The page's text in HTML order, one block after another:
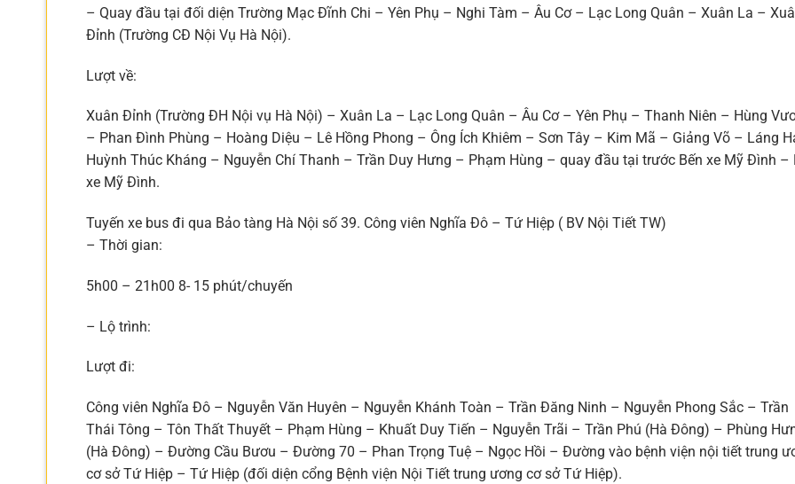
– Quay đầu tại đối diện Trường Mạc Đĩnh Chi – Yên Phụ – Nghi Tàm – Âu Cơ – Lạc Long Quân – Xuân La –
Đỉnh (Trường CĐ Nội Vụ Hà Nội).
Lượt về:
Xuân Đỉnh (Trường ĐH Nội vụ Hà Nội) – Xuân La – Lạc Long Quân – Âu Cơ – Yên Phụ – Thanh Niên – Hùng
– Phan Đình Phùng – Hoàng Diệu – Lê Hồng Phong – Ông Ích Khiêm – Sơn Tây – Kim Mã – Giảng Võ – Láng
Huỳnh Thúc Kháng – Nguyễn Chí Thanh – Trần Duy Hưng – Phạm Hùng – quay đầu tại trước Bến xe Mỹ Đình –
xe Mỹ Đình.
Tuyến xe bus đi qua Bảo tàng Hà Nội số 39. Công viên Nghĩa Đô – Tứ Hiệp ( BV Nội Tiết TW)
– Thời gian:
5h00 – 21h00 8- 15 phút/chuyến
– Lộ trình:
Lượt đi:
Công viên Nghĩa Đô – Nguyễn Văn Huyên – Nguyễn Khánh Toàn – Trần Đăng Ninh – Nguyễn Phong Sắc – Trần
Thái Tông – Tôn Thất Thuyết – Phạm Hùng – Khuất Duy Tiến – Nguyễn Trãi – Trần Phú (Hà Đông) – Phùng
(Hà Đông) – Đường Cầu Bươu – Đường 70 – Phan Trọng Tuệ – Ngọc Hồi – Đường vào bệnh viện nội tiết trung
cơ sở Tứ Hiệp – Tứ Hiệp (đối diện cổng Bệnh viện Nội Tiết trung ương cơ sở Tứ Hiệp).